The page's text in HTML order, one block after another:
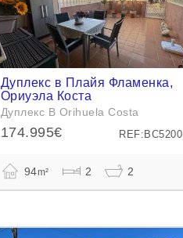
Дуплекс в Плайя Фламенка,
Ориуэла Коста
Дуплекс В Orihuela Costa
REF:BC5200
174.995€
94m² 2 2